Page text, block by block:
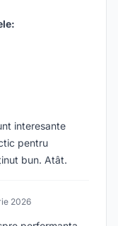
interesante
pentru
bun. Atât.
2026